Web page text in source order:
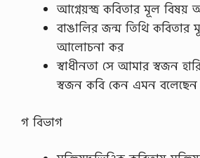
আগ্নেয়স্ত্র কবিতার মূল
বাঙালির জন্ম তিথি কবিতার
আলোচনা কর
স্বাধীনতা সে আমার স্বজন
স্বজন কবি কেন এমন বলেছেন
গ বিভাগ